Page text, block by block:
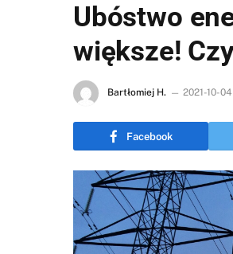
Ubóstwo
większe!
Bartłomiej H. 2021-10-04
Facebook